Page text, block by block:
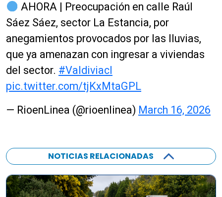
AHORA | Preocupación en calle Raúl
Sáez Sáez, sector La Estancia, por
anegamientos provocados por las lluvias,
que ya amenazan con ingresar a viviendas
del sector. #Valdiviacl
pic.twitter.com/tjKxMtaGPL
— RioenLinea (@rioenlinea) March 16, 2026
NOTICIAS RELACIONADAS